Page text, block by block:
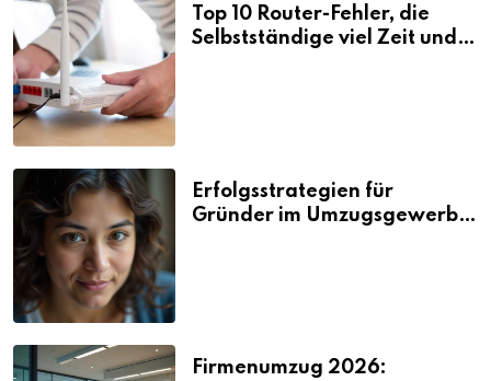
Top 10 Router-Fehler, die
Selbstständige viel Zeit und
Erfolgsstrategien für
Gründer im Umzugsgewerbe
Firmenumzug 2026: